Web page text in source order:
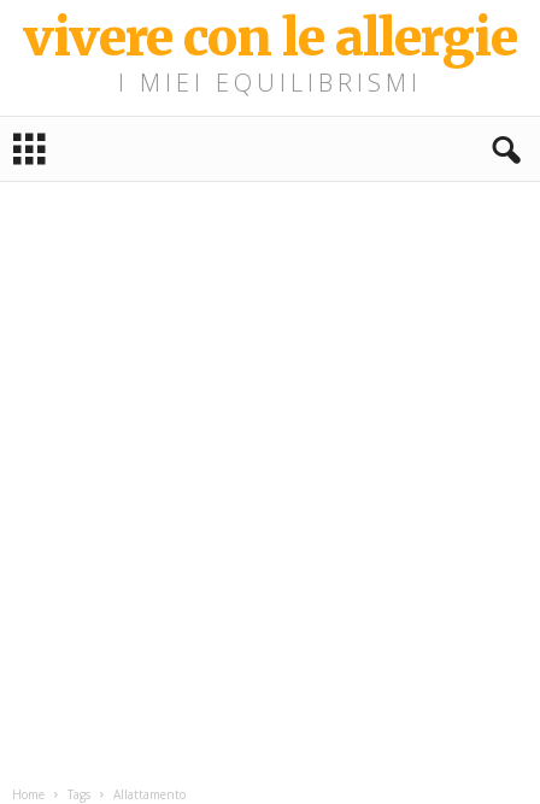
vivere con le allergie
I MIEI EQUILIBRISMI
Home Tags Allattamento